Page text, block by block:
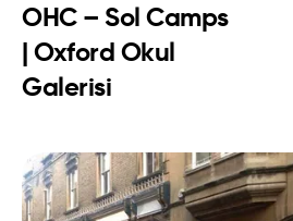
OHC – Sol Camps
| Oxford Okul
Galerisi